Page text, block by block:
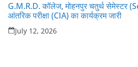
G.M.R.D. कॉलेज, मोहनपुर चतुर्थ सेमेस्टर
आंतरिक परीक्षा (CIA) का कार्यक्रम जारी
July 12, 2026